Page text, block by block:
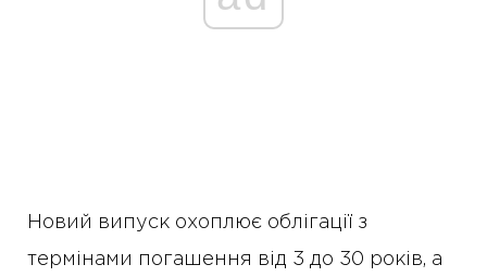
Новий випуск охоплює облігації з
термінами погашення від 3 до 30 років, а